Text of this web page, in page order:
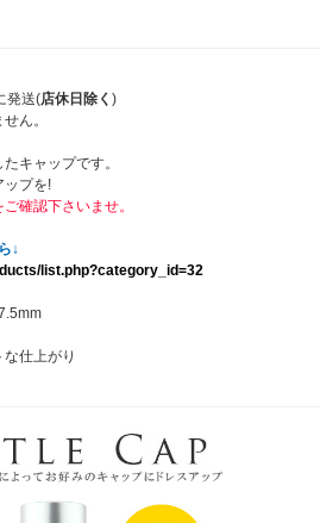
発送(店休日除く )
ん。
キャップです。
ップを!
確認下さいませ。
↓
list.php?category_id=32
仕上がり